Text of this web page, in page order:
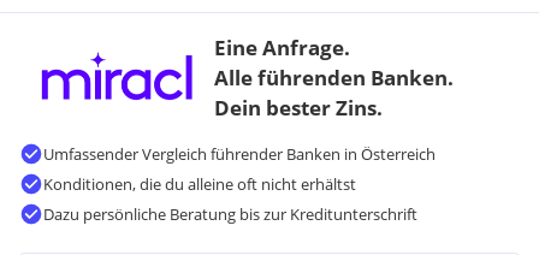
Eine Anfrage.
Alle führenden Banken.
Dein bester Zins.
Umfassender Vergleich führender Banken in Österreich
Konditionen, die du alleine oft nicht erhältst
Dazu persönliche Beratung bis zur Kreditunterschrift